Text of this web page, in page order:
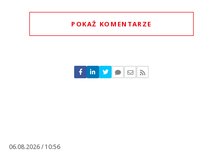
POKAŻ KOMENTARZE
Nie znaleziono komentarzy
Zostaw swoje komentarze
06.08.2026 / 10:56